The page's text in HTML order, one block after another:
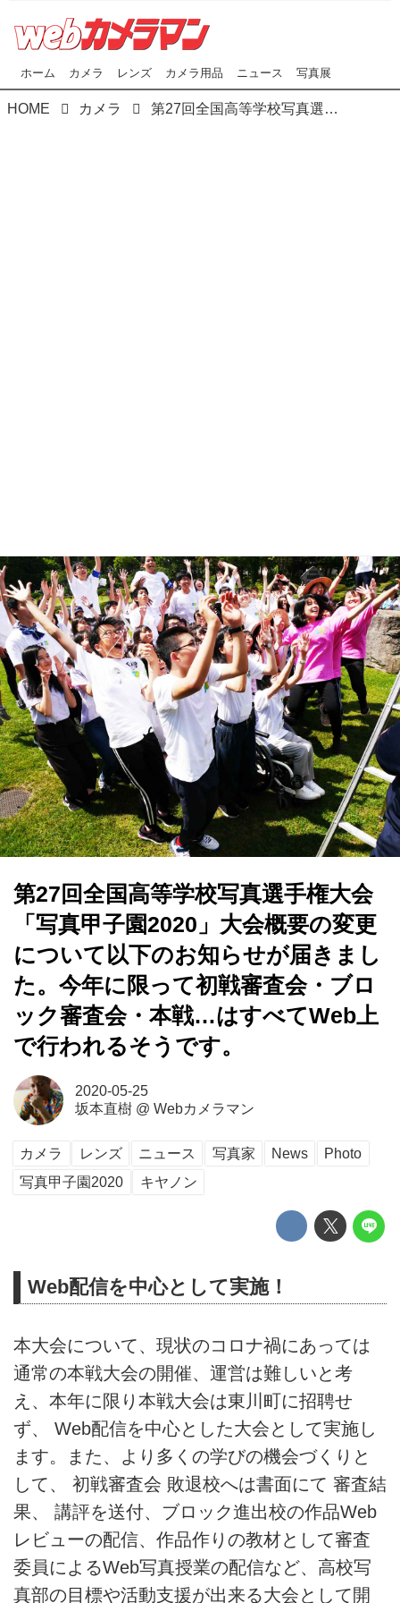
ホーム カメラ レンズ カメラ用品 ニュース 写真展
HOME カメラ 第27回全国高等学校写真選手権大会「写真甲子園2020」大会概要の変更について以下のお知らせが届きました。今年に限って初戦審査会・ブロック審査会・本戦…はすべてWeb上で行われるそうです。
第27回全国高等学校写真選手権大会
「写真甲子園2020」大会概要の変更
について以下のお知らせが届きまし
た。今年に限って初戦審査会・ブロ
ック審査会・本戦…はすべてWeb上
で行われるそうです。
2020-05-25
坂本直樹@ Webカメラマン
カメラ レンズ ニュース 写真家 News
Photo
写真甲子園2020
キヤノン
Web配信を中心として実施！
本大会について、現状のコロナ禍にあっては
通常の本戦大会の開催、運営は難しいと考
え、本年に限り本戦大会は東川町に招聘せ
ず、 Web配信を中心とした大会として実施し
ます。また、より多くの学びの機会づくりと
して、 初戦審査会 敗退校へは書面にて 審査結
果、 講評を送付、ブロック進出校の作品Web
レビューの配信、作品作りの教材として審査
委員によるWeb写真授業の配信など、高校写
真部の目標や活動支援が出来る大会として開